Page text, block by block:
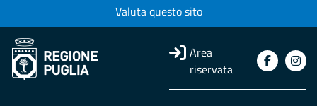
Valuta questo sito
Area
riservata